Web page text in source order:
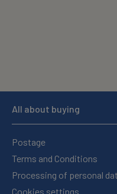
All about buying
Postage
Terms and Conditions
Processing of personal
Cookies settings